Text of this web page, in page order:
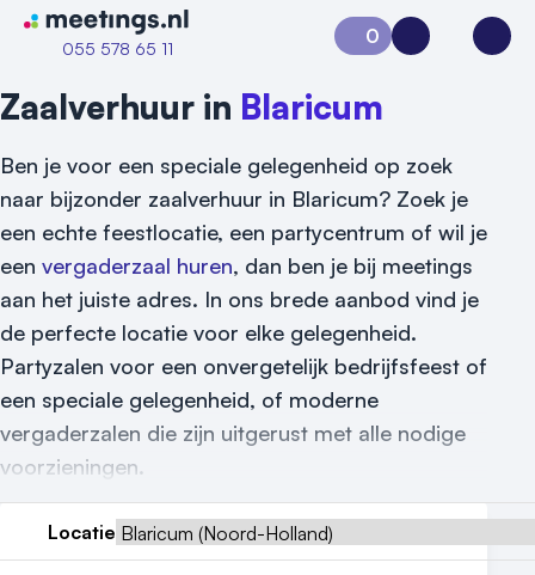
Naar home van Meetings
055 578 65 11
Vraag locatie aan
Locatiegids
Meld locatie aan
0
Aanvraag 0Inloggen
Zaalverhuur in Blaricum
Ben je voor een speciale gelegenheid op zoek
naar bijzonder zaalverhuur in Blaricum? Zoek je
een echte feestlocatie, een partycentrum of wil je
een vergaderzaal huren, dan ben je bij meetings
aan het juiste adres. In ons brede aanbod vind je
de perfecte locatie voor elke gelegenheid.
Partyzalen voor een onvergetelijk bedrijfsfeest of
een speciale gelegenheid, of moderne
vergaderzalen die zijn uitgerust met alle nodige
voorzieningen.
Locatie